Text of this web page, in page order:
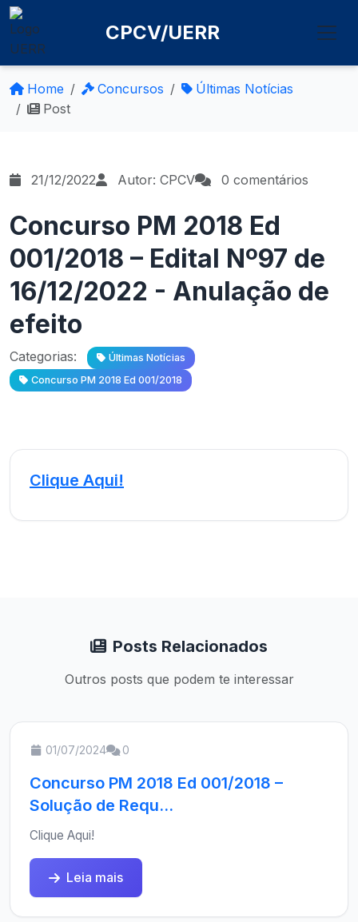
CPCV/UERR
Home Concursos
Últimas Notícias
Post
21/12/2022 Autor: CPCV 0 comentários
Concurso PM 2018 Ed
001/2018 – Edital Nº97 de
16/12/2022 - Anulação de
efeito
Categorias:
Últimas Notícias
Concurso PM 2018 Ed 001/2018
Clique Aqui!
Posts Relacionados
Outros posts que podem te interessar
01/07/2024 0
Concurso PM 2018 Ed 001/2018 –
Solução de Requ...
Clique Aqui!
Leia mais